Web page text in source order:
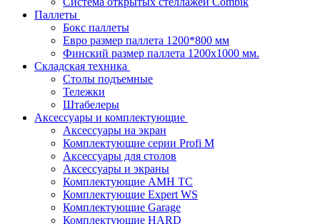
Паллеты
Бокс паллеты
Евро размер паллета 1200*800 мм
Финский размер паллета 1200х1000 мм.
Складская техника
Столы подъемные
Тележки
Штабелеры
Аксессуары и комплектующие
Аксессуары на экран
Комплектующие серии Profi M
Аксессуары для столов
Аксессуары и экраны
Комплектующие AMH TC
Комплектующие Expert WS
Комплектующие Garage
Комплектующие HARD